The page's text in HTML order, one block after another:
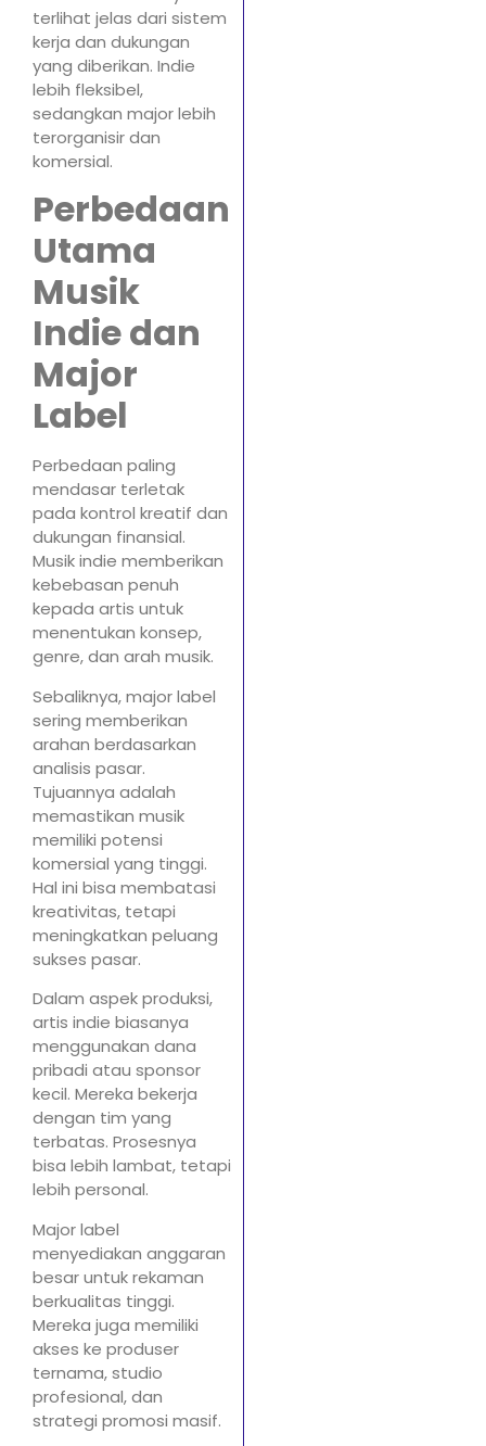
terlihat jelas dari sistem
kerja dan dukungan
yang diberikan. Indie
lebih fleksibel,
sedangkan major lebih
terorganisir dan
komersial.
Perbedaan
Utama
Musik
Indie dan
Major
Label
Perbedaan paling
mendasar terletak
pada kontrol kreatif dan
dukungan finansial.
Musik indie memberikan
kebebasan penuh
kepada artis untuk
menentukan konsep,
genre, dan arah musik.
Sebaliknya, major label
sering memberikan
arahan berdasarkan
analisis pasar.
Tujuannya adalah
memastikan musik
memiliki potensi
komersial yang tinggi.
Hal ini bisa membatasi
kreativitas, tetapi
meningkatkan peluang
sukses pasar.
Dalam aspek produksi,
artis indie biasanya
menggunakan dana
pribadi atau sponsor
kecil. Mereka bekerja
dengan tim yang
terbatas. Prosesnya
bisa lebih lambat, tetapi
lebih personal.
Major label
menyediakan anggaran
besar untuk rekaman
berkualitas tinggi.
Mereka juga memiliki
akses ke produser
ternama, studio
profesional, dan
strategi promosi masif.